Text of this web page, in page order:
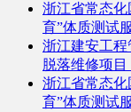
浙江省常态
育”体质测试
浙江建安工
脱落维修项
浙江省常态
育”体质测试